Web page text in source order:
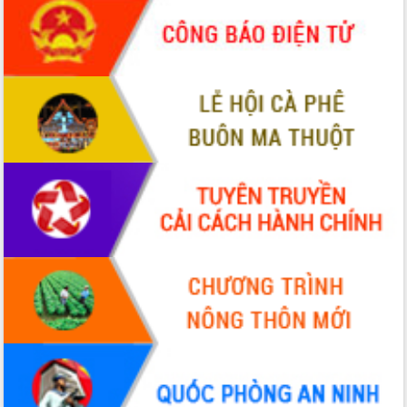
Đắk Lắk: Tôn vinh 46 giải pháp tại Hội
thi Sáng tạo Kỹ thuật 2024 - 2025
Đắk Lắk rà soát, điều chỉnh Đề án 190
về phát triển nuôi trồng thủy sản
Phó Chủ tịch UBND tỉnh Đắk Lắk
Trương Công Thái kiểm tra thực địa
Dự án cao tốc Khánh Hòa - Buôn Ma
Định vị cà phê Việt Nam như một “di
sản sống” trong dòng chảy toàn cầu
Xây dựng nông thôn mới: Nâng cao đời
sống người dân từ những mô hình thiết
thực
Quyết liệt tháo gỡ vướng mắc, đẩy
nhanh tiến độ các dự án trọng điểm
trong Khu kinh tế Nam Phú Yên
Hòn Yến phát triển du lịch gắn với bảo
tồn biển
Lấy ý kiến điều chỉnh Quy hoạch tỉnh
Đắk Lắk thời kỳ 2021-2030, tầm nhìn